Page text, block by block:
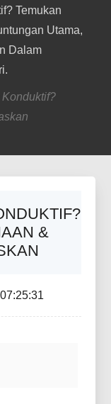
Temukan
Utama,
Dalam
&